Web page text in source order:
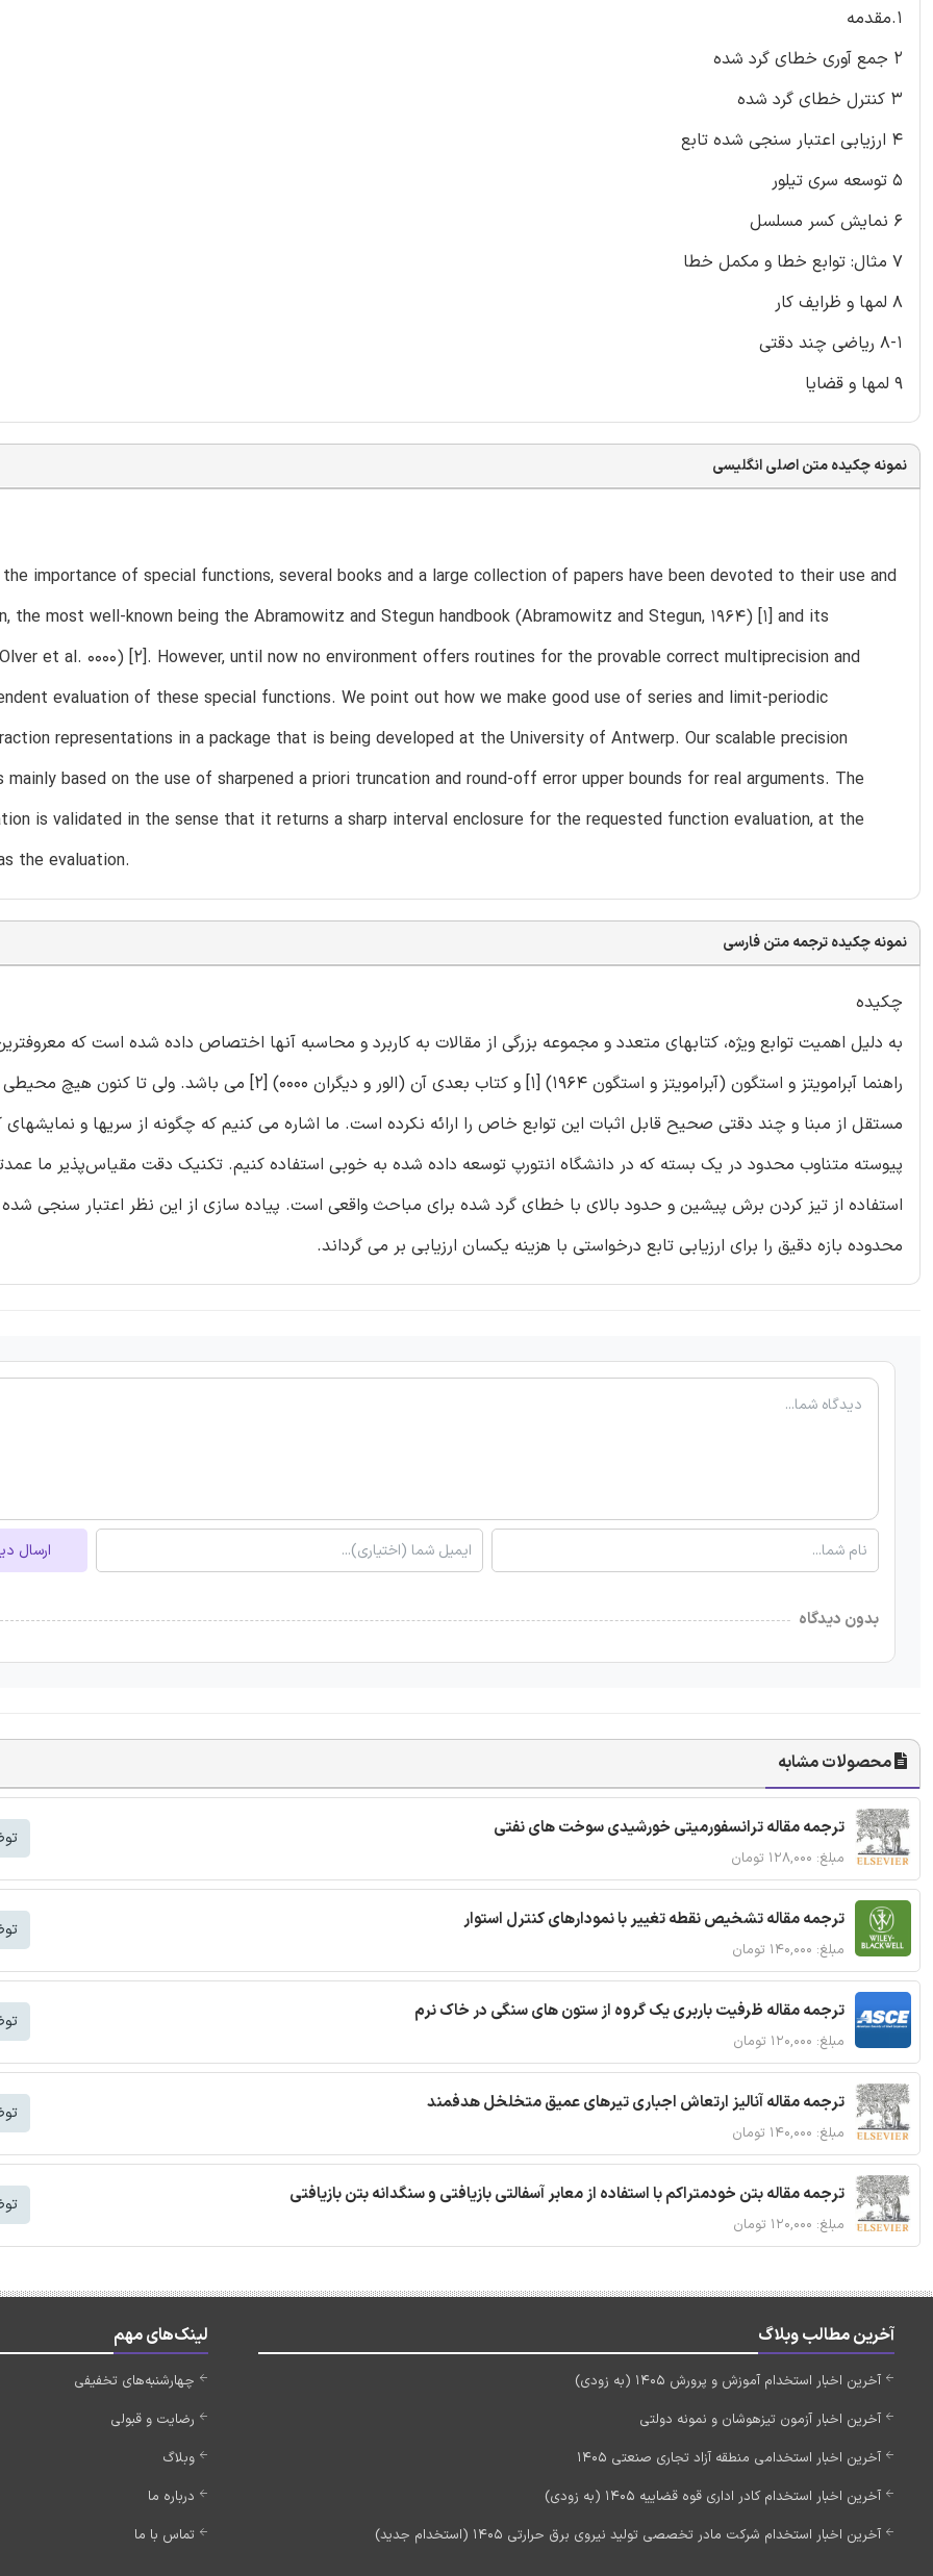
1.مقدمه
2 جمع آوری خطای گرد شده
3 کنترل خطای گرد شده
4 ارزیابی اعتبار سنجی شده تابع
5 توسعه سری تیلور
6 نمایش کسر مسلسل
7 مثال: توابع خطا و مکمل خطا
8 لمها و ظرایف کار
8-1 ریاضی چند دقتی
9 لمها و قضایا
نمونه چکیده متن اصلی انگلیسی
importance of special functions, several books and a large collection of papers have been devoted to their use and
the most well-known being the Abramowitz and Stegun handbook (Abramowitz and Stegun, 1964) [1] and its
et al. 0000) [2]. However, until now no environment offers routines for the provable correct multiprecision and
evaluation of these special functions. We point out how we make good use of series and limit-periodic
representations in a package that is being developed at the University of Antwerp. Our scalable precision
mainly based on the use of sharpened a priori truncation and round-off error upper bounds for real arguments. The
is validated in the sense that it returns a sharp interval enclosure for the requested function evaluation, at the
the evaluation.
نمونه چکیده ترجمه متن فارسی
چکیده
به دلیل اهمیت توابع ویژه، کتابهای متعدد و مجموعه بزرگی از مقالات به کاربرد و محاسبه آنها اختصاص داده شده است که
راهنما آبرامویتز و استگون (آبرامویتز و استگون 1964) [1] و کتاب بعدی آن (الور و دیگران 0000) [2] می باشد. ولی تا
مستقل از مبنا و چند دقتی صحیح قابل اثبات این توابع خاص را ارائه نکرده است. ما اشاره می کنیم که چگونه از سریها و
پیوسته متناوب محدود در یک بسته که در دانشگاه انتورپ توسعه داده شده به خوبی استفاده کنیم. تکنیک دقت مقیاس‌پذیر ما
استفاده از تیز کردن برش پیشین و حدود بالای با خطای گرد شده برای مباحث واقعی است. پیاده سازی از این نظر اعتبار سنجی
محدوده بازه دقیق را برای ارزیابی تابع درخواستی با هزینه یکسان ارزیابی بر می گرداند.
ارسال
بدون دیدگاه
محصولات مشابه
ترجمه مقاله ترانسفورمیتی خورشیدی سوخت های نفتی
مبلغ: ۱۲۸,۰۰۰ تومان
ترجمه مقاله تشخیص نقطه تغییر با نمودارهای کنترل استوار
مبلغ: ۱۴۰,۰۰۰ تومان
ترجمه مقاله ظرفیت باربری یک گروه از ستون های سنگی در خاک نرم
مبلغ: ۱۲۰,۰۰۰ تومان
ترجمه مقاله آنالیز ارتعاش اجباری تیرهای عمیق متخلخل هدفمند
مبلغ: ۱۴۰,۰۰۰ تومان
ترجمه مقاله بتن خودمتراکم با استفاده از معابر آسفالتی بازیافتی و سنگدانه بتن بازیافتی
مبلغ: ۱۲۰,۰۰۰ تومان
آخرین مطالب وبلاگ
آخرین اخبار استخدام آموزش و پرورش 1405 (به زودی)
آخرین اخبار آزمون تیزهوشان و نمونه دولتی
آخرین اخبار استخدامی منطقه آزاد تجاری صنعتی 1405
آخرین اخبار استخدام کادر اداری قوه قضاییه 1405 (به زودی)
آخرین اخبار استخدام شرکت مادر تخصصی تولید نیروی برق حرارتی 1405 (استخدام جدید)
لینک‌های مهم
چهارشنبه‌های تخفیفی
رضایت و قبولی
وبلاگ
درباره ما
تماس با ما